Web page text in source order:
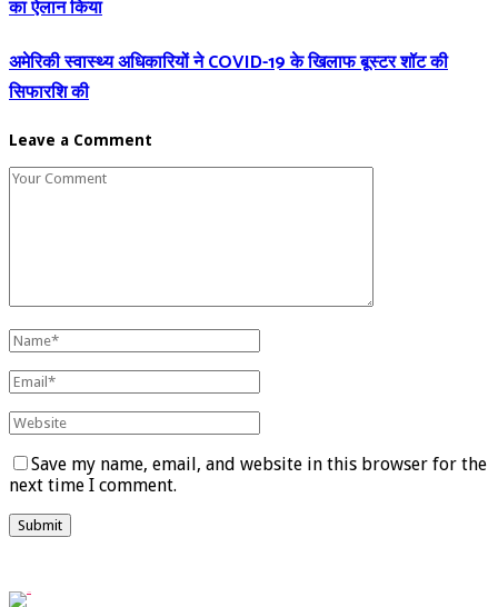
का ऐलान किया
अमेरिकी स्वास्थ्य अधिकारियों ने COVID-19 के खिलाफ बूस्टर शॉट की
सिफारशि की
Leave a Comment
Save my name, email, and website in this browser for the
next time I comment.